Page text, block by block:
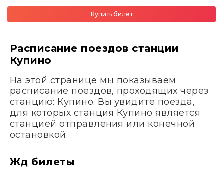
Купить билет
Расписание поездов станции
Купино
На этой странице мы показываем
расписание поездов, проходящих через
станцию: Купино. Вы увидите поезда,
для которых станция Купино является
станцией отправления или конечной
остановкой.
Жд билеты